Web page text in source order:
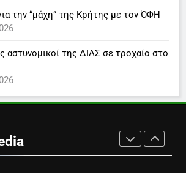
την “μάχη” της Κρήτης με τον ΌΦΗ
αστυνομικοί της ΔΙΑΣ σε τροχαίο στο
Times μαζί σε μια νέα
LIFESTYLE-MEDIA